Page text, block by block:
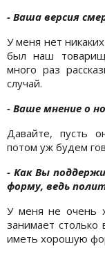
- Ваша версия
У меня нет
был наш
много раз
случай.
- Ваше мнение о
Давайте, пусть
потом уж будем
- Как Вы
форму, ведь
У меня не очень
занимает
иметь хорошую